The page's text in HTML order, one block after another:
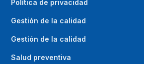
Política de privacidad
Gestión de la calidad
Gestión de la calidad
Salud preventiva